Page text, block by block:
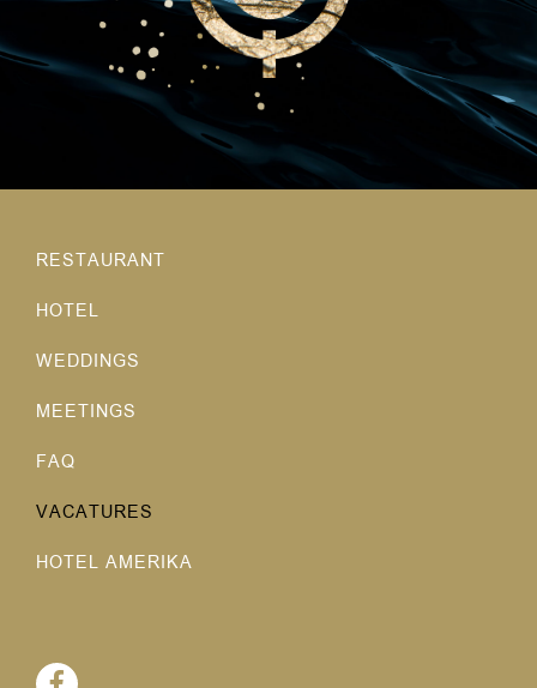
RESTAURANT
HOTEL
WEDDINGS
MEETINGS
FAQ
VACATURES
HOTEL AMERIKA